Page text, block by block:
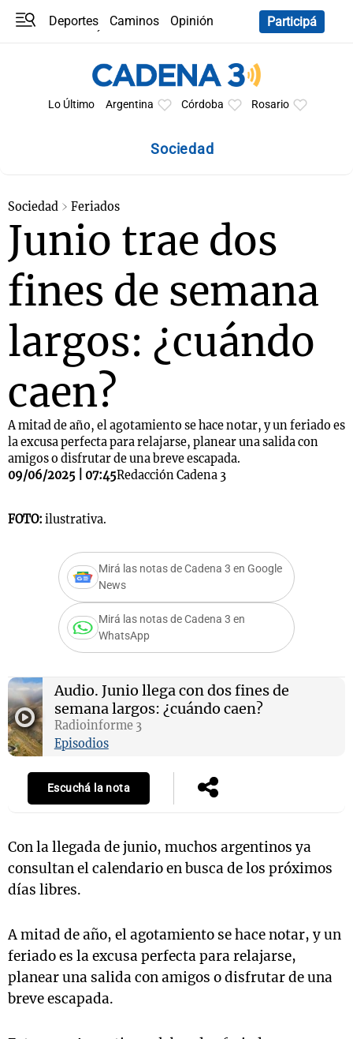
Deportes Caminos
Opinión
Participá
Lo Último Argentina Córdoba Rosario
Sociedad
Sociedad Feriados
Junio trae dos
fines de semana
largos: ¿cuándo
caen?
A mitad de año, el agotamiento se hace notar, y un feriado es
la excusa perfecta para relajarse, planear una salida con
amigos o disfrutar de una breve escapada.
09/06/2025 | 07:45Redacción Cadena 3
FOTO: ilustrativa.
Mirá las notas de Cadena 3 en Google
News
Mirá las notas de Cadena 3 en
WhatsApp
Audio. Junio llega con dos fines de
semana largos: ¿cuándo caen?
Radioinforme 3
Episodios
Escuchá la nota
Con la llegada de junio, muchos argentinos ya
consultan el calendario en busca de los próximos
días libres.
A mitad de año, el agotamiento se hace notar, y un
feriado es la excusa perfecta para relajarse,
planear una salida con amigos o disfrutar de una
breve escapada.
Notas